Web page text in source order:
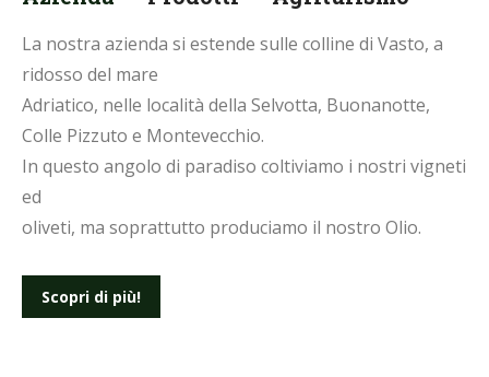
La nostra azienda si estende sulle colline di Vasto, a
ridosso del mare
Adriatico, nelle località della Selvotta, Buonanotte,
Colle Pizzuto e Montevecchio.
In questo angolo di paradiso coltiviamo i nostri vigneti
ed
oliveti, ma soprattutto produciamo il nostro Olio.
Scopri di più!